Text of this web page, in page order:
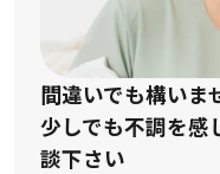
間違いでも構いま
少しでも不調を感
談下さい